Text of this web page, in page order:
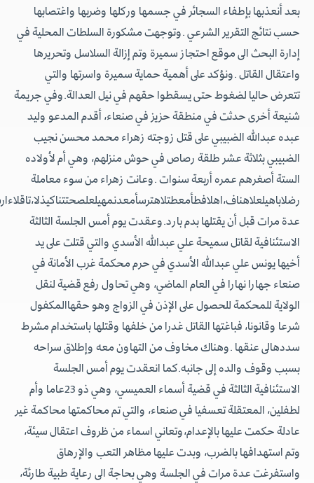
بعد أنعذبها بإطفاء السجائر في جسمها وركلها وضربها واغتصابها
حسب نتائج التقرير الشرعي .وتوجهت مشكورة السلطات المحلية في
إدارة البحث الى موقع احتجاز سميرة وتم إزالة السلاسل وتحريرها
واعتقال القاتل .ونؤكد على أهمية حماية سميرة واسرتها والتي
تتعرض حاليا لضغوط حتى يسقطوا حقهم في نيل العدالة.وفي جريمة
شنيعة أخرى حدثت في منطقة حزيز في صنعاء، أقدم المدعو وليد
عبده عبدالله الضبيبي على قتل زوجته زهراء محمد محسن نجيب
الضبيبي بثلاثة عشر طلقة رصاص في حوش منزلهم، وهي أم لأولاده
الستة أصغرهم عمره أربعة سنوات .وعانت زهراء من سوء معاملة
عدة مرات قبل أن يقتلها بدم بارد.وعقدت يوم أمس الجلسة الثالثة
الاستئنافية لقاتل سميحة علي عبدالله الأسدي والتي قتلت على يد
أخيها يونس علي عبدالله الأسدي في حرم محكمة غرب الأمانة في
صنعاء جهارا نهارا في العام الماضي، وهي تحاول رفع قضية لنقل
الولاية للمحكمة للحصول على الإذن في الزواج وهو حقهاالمكفول
شرعا وقانونا، فباغتها القاتل غدرا من خلفها وقتلها باستخدام مشرط
سددهالى عنقها .وهناك مخاوف من التهاون معه وإطلاق سراحه
بسبب وقوف والده إلى جانبه.كما انعقدت يوم أمس الجلسة
الاستئنافية الثالثة في قضية أسماء العميسي، وهي ذو 23عاما وأم
لطفلين، المعتقلة تعسفيا في صنعاء، والتي تم محاكمتها محاكمة غير
عادلة حكمت عليها بالإعدام،وتعاني اسماء من ظروف اعتقال سيئة،
وتم استهدافها بالضرب، وبدت عليها مظاهر التعب والإرهاق
واستفرغت عدة مرات في الجلسة وهي بحاجة الى رعاية طبية طارئة،